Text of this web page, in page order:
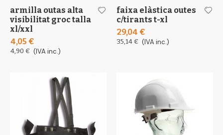
armilla outas alta
visibilitat groc talla
xl/xxl
4,05 €
4,90 € (IVA inc.)
faixa elàstica outes
c/tirants t-xl
29,04 €
35,14 € (IVA inc.)